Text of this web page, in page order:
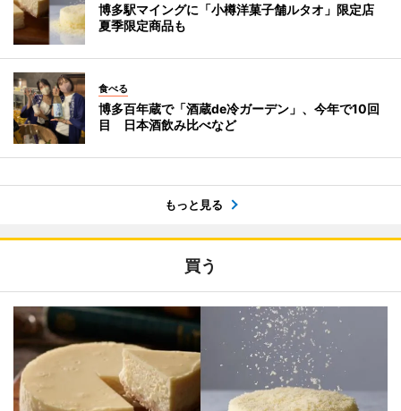
博多駅マイングに「小樽洋菓子舗ルタオ」限定店
夏季限定商品も
食べる
博多百年蔵で「酒蔵de冷ガーデン」、今年で10回
目 日本酒飲み比べなど
もっと見る
買う